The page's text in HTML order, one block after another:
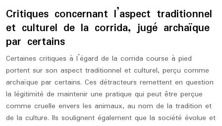
Critiques concernant l’aspect traditionnel
et culturel de la corrida, jugé archaïque
par certains
Certaines critiques à l’égard de la corrida course à pied
portent sur son aspect traditionnel et culturel, perçu comme
archaïque par certains. Ces détracteurs remettent en question
la légitimité de maintenir une pratique qui peut être perçue
comme cruelle envers les animaux, au nom de la tradition et
de la culture. Ils soulignent également que la société évolue et